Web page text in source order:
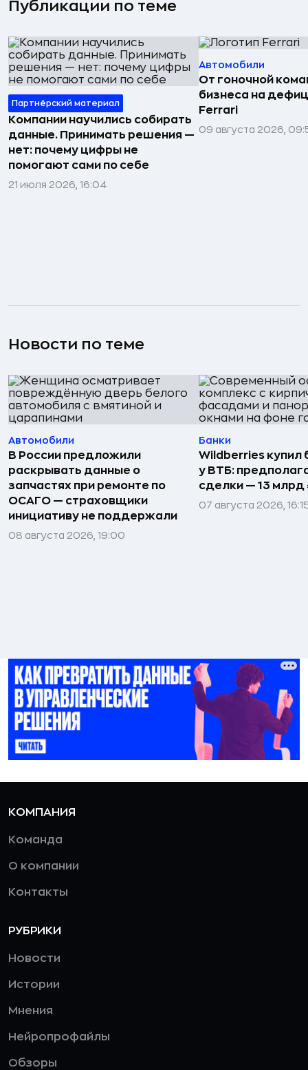
Публикации по теме
Партнёрский материал
Компании научились собирать
данные. Принимать решения —
нет: почему цифры не
помогают сами по себе
21 июля 2026, 16:04
Автомобили
От гоночной
бизнеса на
Ferrari
09 августа 2026,
Новости по теме
Автомобили
В России предложили
раскрывать данные о
запчастях при ремонте по
ОСАГО — страховщики
инициативу не поддержали
08 августа 2026, 19:00
Банки
Wildberries купил
у ВТБ:
сделки — 13 млрд
07 августа 2026,
КОМПАНИЯ
Команда
О компании
Контакты
РУБРИКИ
Новости
Истории
Мнения
Нейропрофайлы
Обзоры